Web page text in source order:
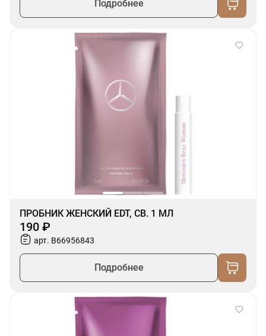
Подробнее
ПРОБНИК ЖЕНСКИЙ EDT, СВ. 1 МЛ
190 ₽
арт. B66956843
Подробнее